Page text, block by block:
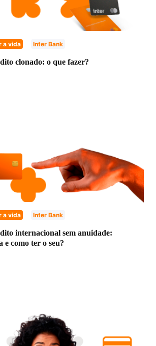
a vida Inter Bank
clonado: o que fazer?
a vida Inter Bank
internacional sem anuidade:
e como ter o seu?